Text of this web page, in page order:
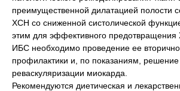
преимущественной дилатацией полости
ХСН со сниженной систолической
этим для эффективного
ИБС необходимо проведение ее
профилактики и, по показаниям,
реваскуляризации миокарда.
Рекомендуются диетическая и